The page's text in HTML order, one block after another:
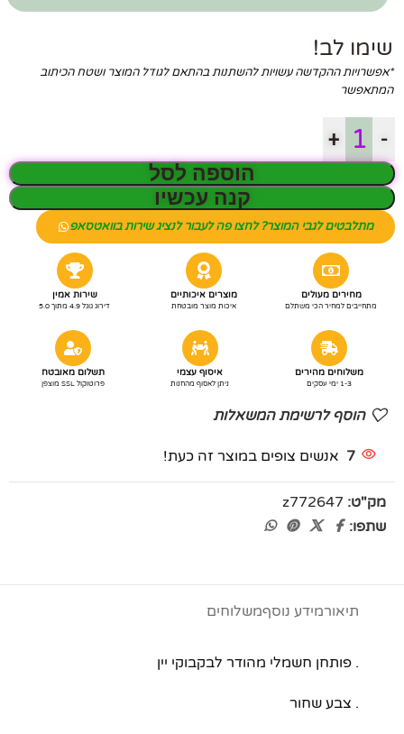
שימו לב!
*אפשרויות ההקדשה עשויות להשתנות בהתאם לגודל המוצר ושטח הכיתוב
המתאפשר
-
+
הוספה לסל
קנה עכשיו
מתלבטים לגבי המוצר? לחצו פה לעבור לנציג שירות בוואטסאפ
מחירים מעולים
מתחייבים למחיר הכי משתלם
מוצרים איכותיים
איכות מוצר מובטחת
שירות אמין
דירוג גוגל 4.9 מתוך 5.0
משלוחים מהירים
1-3 ימי עסקים
איסוף עצמי
ניתן לאסוף מהחנות
תשלום מאובטח
פרוטוקול SSL מוצפן
הוסף לרשימת המשאלות
7 אנשים צופים במוצר זה כעת!
מק"ט: z772647
שתפו:
תיאורמידע נוסףמשלוחים
. פותחן חשמלי מהודר לבקבוקי יין
. צבע שחור